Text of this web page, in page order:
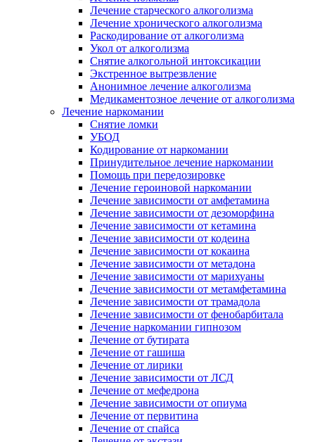
Лечение старческого алкоголизма
Лечение хронического алкоголизма
Раскодирование от алкоголизма
Укол от алкоголизма
Снятие алкогольной интоксикации
Экстренное вытрезвление
Анонимное лечение алкоголизма
Медикаментозное лечение от алкоголизма
Лечение наркомании
Снятие ломки
УБОД
Кодирование от наркомании
Принудительное лечение наркомании
Помощь при передозировке
Лечение героиновой наркомании
Лечение зависимости от амфетамина
Лечение зависимости от дезоморфина
Лечение зависимости от кетамина
Лечение зависимости от кодеина
Лечение зависимости от кокаина
Лечение зависимости от метадона
Лечение зависимости от марихуаны
Лечение зависимости от метамфетамина
Лечение зависимости от трамадола
Лечение зависимости от фенобарбитала
Лечение наркомании гипнозом
Лечение от бутирата
Лечение от гашиша
Лечение от лирики
Лечение зависимости от ЛСД
Лечение от мефедрона
Лечение зависимости от опиума
Лечение от первитина
Лечение от спайса